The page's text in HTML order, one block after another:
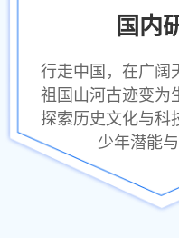
国内
行走中国，在广阔
祖国山河古迹变为
探索历史文化与科
少年潜能与